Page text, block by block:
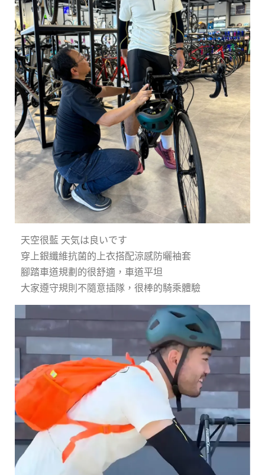
天空很藍 天気は良いです
穿上銀纖維抗菌的上衣搭配涼感防曬袖套
腳踏車道規劃的很舒適，車道平坦
大家遵守規則不隨意插隊，很棒的騎乘體驗